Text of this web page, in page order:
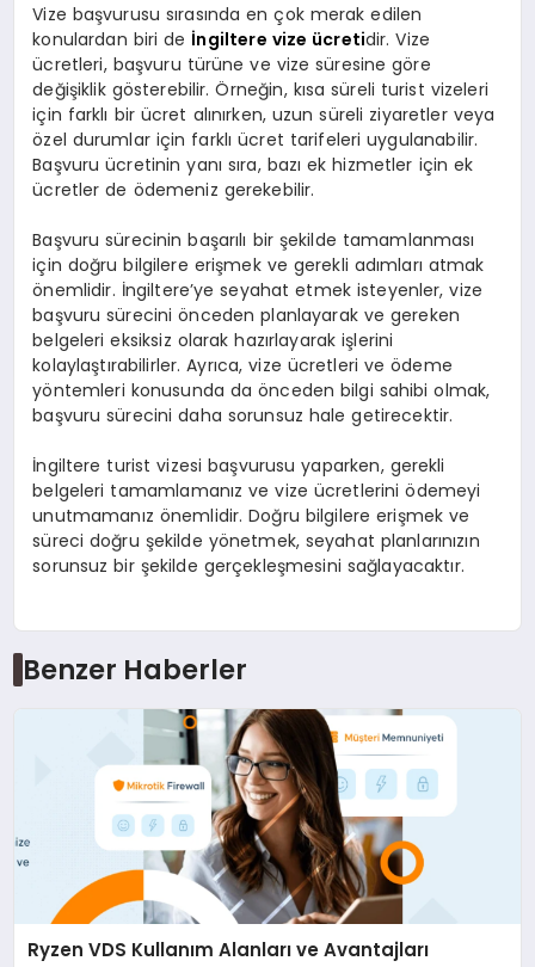
Vize başvurusu sırasında en çok merak edilen
konulardan biri de İngiltere vize ücretidir. Vize
ücretleri, başvuru türüne ve vize süresine göre
değişiklik gösterebilir. Örneğin, kısa süreli turist vizeleri
için farklı bir ücret alınırken, uzun süreli ziyaretler veya
özel durumlar için farklı ücret tarifeleri uygulanabilir.
Başvuru ücretinin yanı sıra, bazı ek hizmetler için ek
ücretler de ödemeniz gerekebilir.
Başvuru sürecinin başarılı bir şekilde tamamlanması
için doğru bilgilere erişmek ve gerekli adımları atmak
önemlidir. İngiltere’ye seyahat etmek isteyenler, vize
başvuru sürecini önceden planlayarak ve gereken
belgeleri eksiksiz olarak hazırlayarak işlerini
kolaylaştırabilirler. Ayrıca, vize ücretleri ve ödeme
yöntemleri konusunda da önceden bilgi sahibi olmak,
başvuru sürecini daha sorunsuz hale getirecektir.
İngiltere turist vizesi başvurusu yaparken, gerekli
belgeleri tamamlamanız ve vize ücretlerini ödemeyi
unutmamanız önemlidir. Doğru bilgilere erişmek ve
süreci doğru şekilde yönetmek, seyahat planlarınızın
sorunsuz bir şekilde gerçekleşmesini sağlayacaktır.
Benzer Haberler
Ryzen VDS Kullanım Alanları ve Avantajları